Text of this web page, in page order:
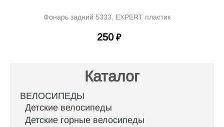
Фонарь задний 5333, EXPERT пластик
250 ₽
Каталог
ВЕЛОСИПЕДЫ
Детские велосипеды
Детские горные велосипеды